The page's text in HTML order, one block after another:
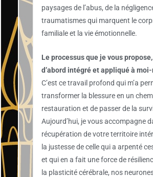
paysages de l’abus, de la
traumatismes qui marquent le
familiale et la vie émotionnelle.
Le processus que je vous propose,
d’abord intégré et appliqué à
C’est ce travail profond qui m’a
transformer la blessure en un
restauration et de passer de la
Aujourd’hui, je vous accompagne
récupération de votre territoire
la justesse de celle qui a arpenté
et qui en a fait une force de
la plasticité cérébrale, nos